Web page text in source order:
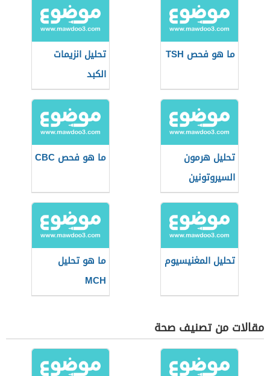
ما هو فحص TSH
تحليل انزيمات
الكبد
تحليل هرمون
السيروتونين
ما هو فحص CBC
تحليل المغنيسيوم
ما هو تحليل
MCH
مقالات من تصنيف صحة